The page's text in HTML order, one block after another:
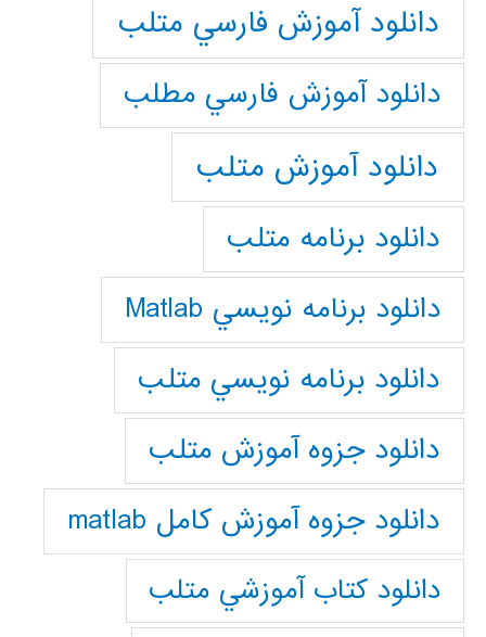
دانلود آموزش فارسي متلب
دانلود آموزش فارسي مطلب
دانلود آموزش متلب
دانلود برنامه متلب
دانلود برنامه نويسي Matlab
دانلود برنامه نويسي متلب
دانلود جزوه آموزش متلب
دانلود جزوه آموزش کامل matlab
دانلود كتاب آموزشي متلب